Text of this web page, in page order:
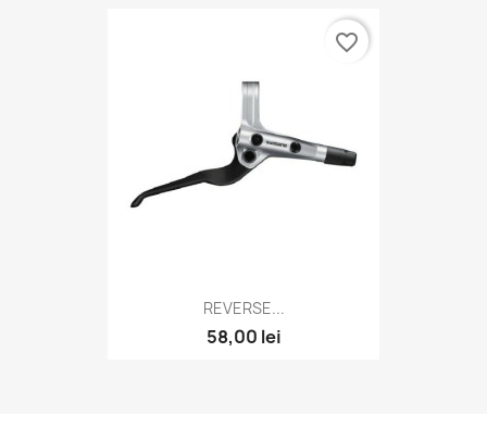
REVERSE...
58,00 lei
favorite_border